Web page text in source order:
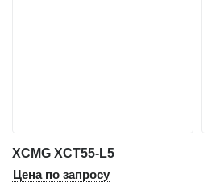
XCMG XCT55-L5
Цена по запросу